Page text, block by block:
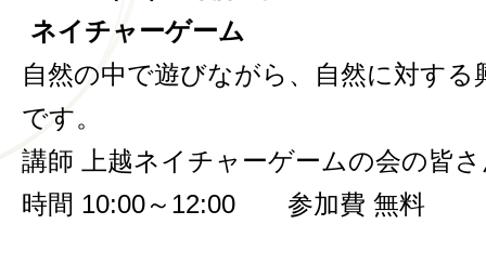
ネイチャーゲーム
自然の中で遊びながら、自然に対する
です。
講師 上越ネイチャーゲームの会の皆
時間 10:00～12:00 参加費 無料